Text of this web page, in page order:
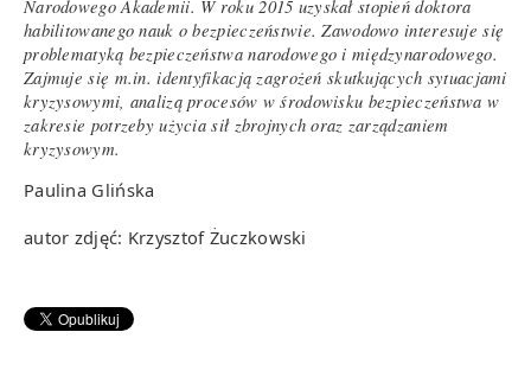
Narodowego Akademii. W roku 2015 uzyskał stopień doktora
habilitowanego nauk o bezpieczeństwie. Zawodowo interesuje się
problematyką bezpieczeństwa narodowego i międzynarodowego.
Zajmuje się m.in. identyfikacją zagrożeń skutkujących sytuacjami
kryzysowymi, analizą procesów w środowisku bezpieczeństwa w
zakresie potrzeby użycia sił zbrojnych oraz zarządzaniem
kryzysowym.
Paulina Glińska
autor zdjęć: Krzysztof Żuczkowski